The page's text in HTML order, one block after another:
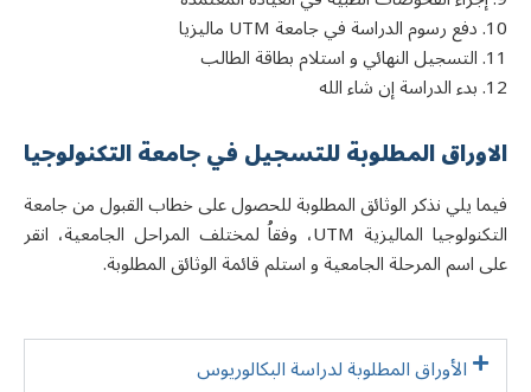
الاوراق المطلوبة للتسجيل في جامعة التکنولوجیا
فيما يلي نذكر الوثائق المطلوبة للحصول على خطاب القبول من جامعة
التكنولوجيا الماليزية UTM، وفقاُ لمختلف المراحل الجامعية، انقر
على اسم المرحلة الجامعية و استلم قائمة الوثائق المطلوبة.
الأوراق المطلوبة لدراسة البکالوریوس